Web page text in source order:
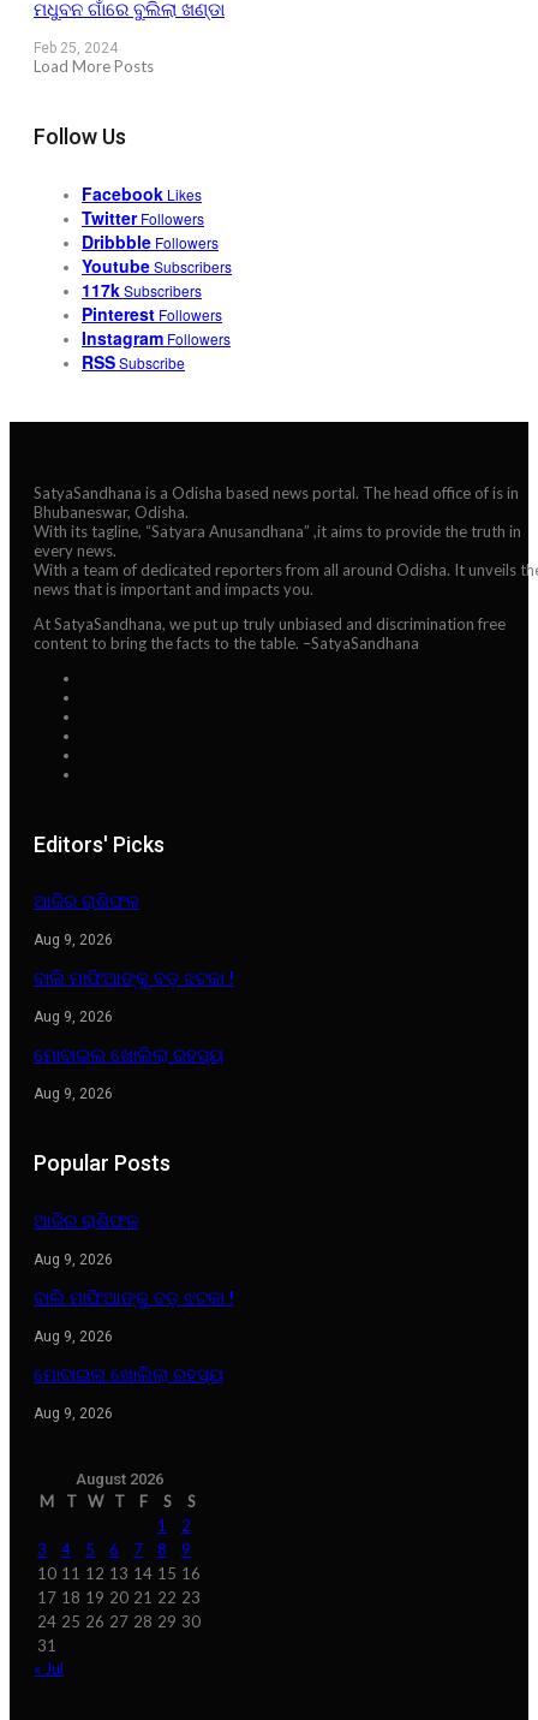
ମଧୁବନ ଗାଁରେ ବୁଲିଲା ଖଣ୍ଡା
Feb 25, 2024
Load More Posts
Follow Us
Facebook Likes
Twitter Followers
Dribbble Followers
YoutubeSubscribers
117kSubscribers
Pinterest Followers
Instagram Followers
RSSSubscribe
SatyaSandhana is a Odisha based news portal. The head office of is in
Bhubaneswar, Odisha.
With its tagline, “Satyara Anusandhana” ,it aims to provide the truth in
every news.
With a team of dedicated reporters from all around Odisha. It unveils
news that is important and impacts you.
At SatyaSandhana, we put up truly unbiased and discrimination free
content to bring the facts to the table. –SatyaSandhana
Editors' Picks
ଆଜିର ରାଶିଫଳ
Aug 9, 2026
ବାଲି ମାଫିଆଙ୍କୁ ବଡ଼ ଝଟକା !
Aug 9, 2026
ମୋବାଇଲ ଖୋଲିଲା ରହସ୍ୟ
Aug 9, 2026
Popular Posts
ଆଜିର ରାଶିଫଳ
Aug 9, 2026
ବାଲି ମାଫିଆଙ୍କୁ ବଡ଼ ଝଟକା !
Aug 9, 2026
ମୋବାଇଲ ଖୋଲିଲା ରହସ୍ୟ
Aug 9, 2026
August 2026
M T W T F S
S
1
2
3
4 5 6 7 8
9
10 11 12 13 14 15 16
17 18 19 20 21 22 23
24 25 26 27 28 29 30
31
« Jul